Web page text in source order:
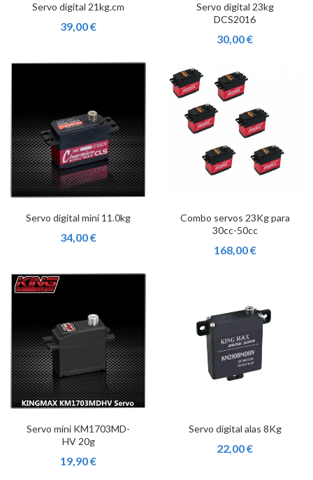
Servo digital 21kg.cm
39,00 €
Servo digital 23kg
DCS2016
30,00 €
Servo digital mini 11.0kg
34,00 €
Combo servos 23Kg para
30cc-50cc
168,00 €
Servo mini KM1703MD-
HV 20g
19,90 €
Servo digital alas 8Kg
22,00 €